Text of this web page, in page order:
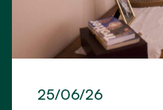
25/06/26